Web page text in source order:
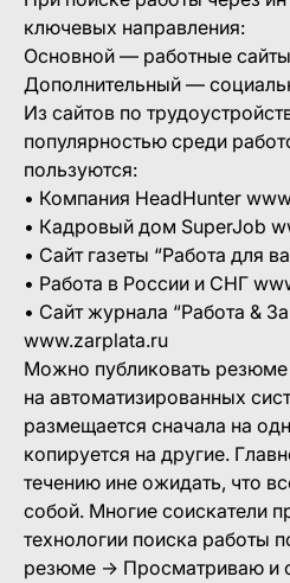
ключевых направления:
Основной — работные
Дополнительный —
Из сайтов по
популярностью среди
пользуются:
• Компания HeadHunter
• Кадровый дом SuperJob
• Сайт газеты “Работа для
• Работа в России и СНГ
• Сайт журнала “Работа &
www.zarplata.ru
Можно публиковать резюме
на автоматизированных
размещается сначала на
копируется на другие.
течению ине ожидать, что
собой. Многие соискатели
технологии поиска работы
резюме → Просматриваю и